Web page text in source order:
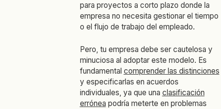
para proyectos a corto plazo donde la
empresa no necesita gestionar el tiempo
o el flujo de trabajo del empleado.
Pero, tu empresa debe ser cautelosa y
minuciosa al adoptar este modelo. Es
fundamental comprender las distinciones
y especificarlas en acuerdos
individuales, ya que una clasificación
errónea podría meterte en problemas